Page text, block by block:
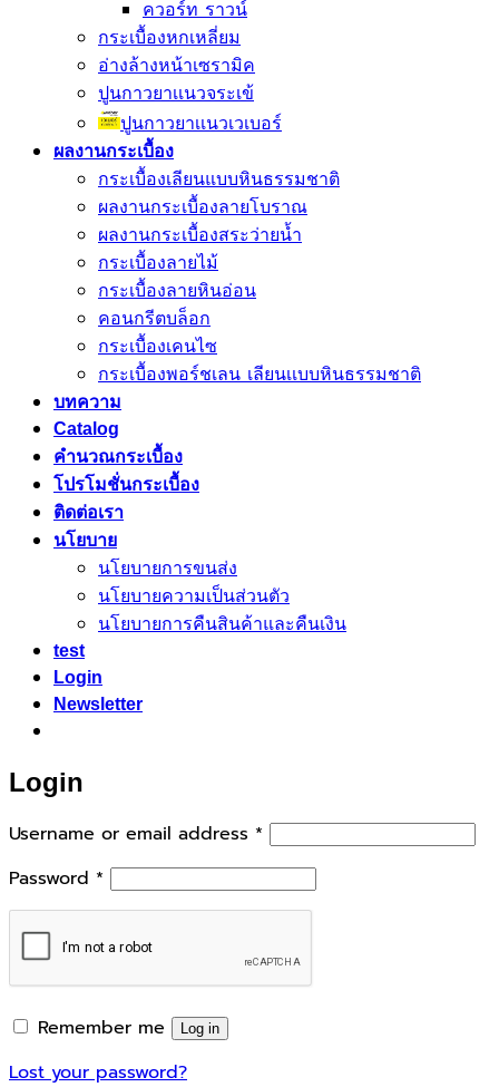
ควอร์ท ราวน์
กระเบื้องหกเหลี่ยม
อ่างล้างหน้าเซรามิค
ปูนกาวยาเเนวจระเข้
ปูนกาวยาเเนวเวเบอร์
ผลงานกระเบื้อง
กระเบื้องเลียนแบบหินธรรมชาติ
ผลงานกระเบื้องลายโบราณ
ผลงานกระเบื้องสระว่ายนํ้า
กระเบื้องลายไม้
กระเบื้องลายหินอ่อน
คอนกรีตบล็อก
กระเบื้องเคนไซ
กระเบื้องพอร์ชเลน เลียนเเบบหินธรรมชาติ
บทความ
Catalog
คำนวณกระเบื้อง
โปรโมชั่นกระเบื้อง
ติดต่อเรา
นโยบาย
นโยบายการขนส่ง
นโยบายความเป็นส่วนตัว
นโยบายการคืนสินค้าและคืนเงิน
test
Login
Newsletter
Login
Username or email address * Required
Password * Required
Remember me Log in
Lost your password?